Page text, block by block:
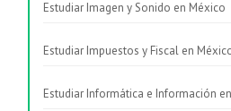
Estudiar Imagen y Sonido en México
Estudiar Impuestos y Fiscal en
Estudiar Informática e Información